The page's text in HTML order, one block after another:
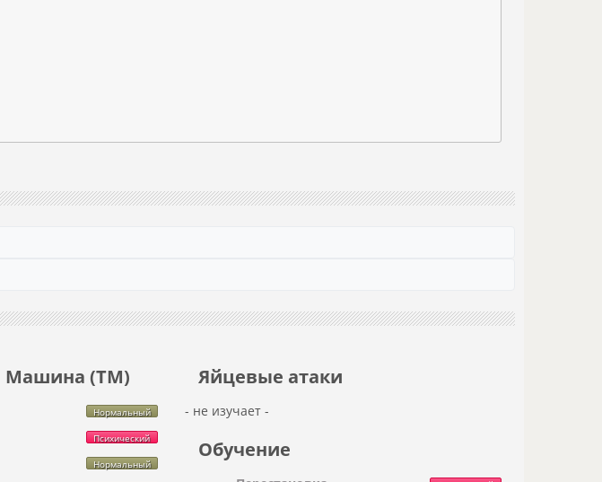
Машина (ТМ)
Нормальный
Психический
Нормальный
Яйцевые атаки
- не изучает -
Обучение